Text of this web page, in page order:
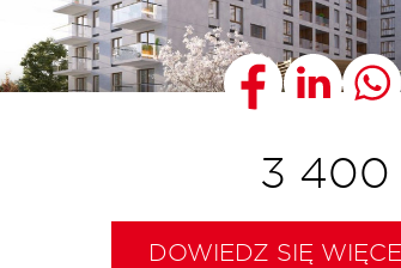
3 400
DOWIEDZ SIĘ